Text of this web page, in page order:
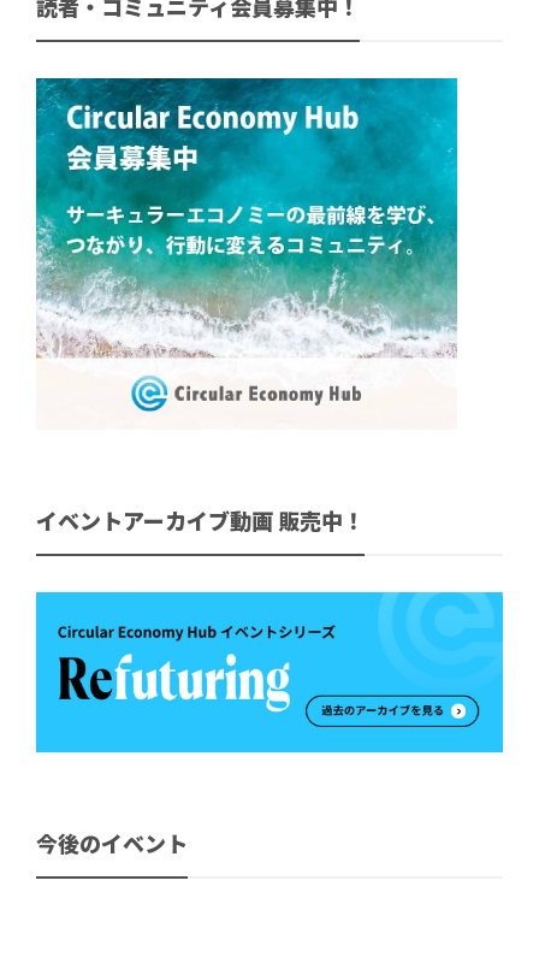
読者・コミュニティ会員募集中！
イベントアーカイブ動画 販売中！
今後のイベント